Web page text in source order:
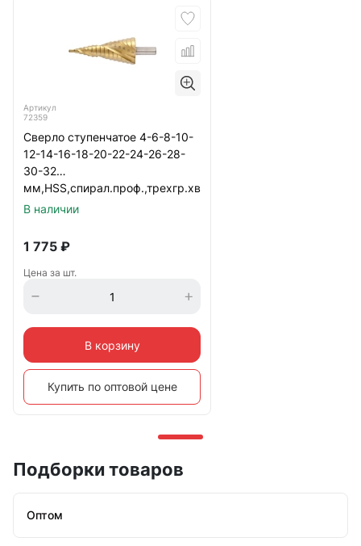
Артикул
72359
Сверло ступенчатое 4-6-8-10-
12-14-16-18-20-22-24-26-28-
30-32
мм,HSS,спирал.проф.,трехгр.хв
Matrix
В наличии
1 775 ₽
Цена за шт.
В корзину
Купить по оптовой цене
Подборки товаров
Оптом